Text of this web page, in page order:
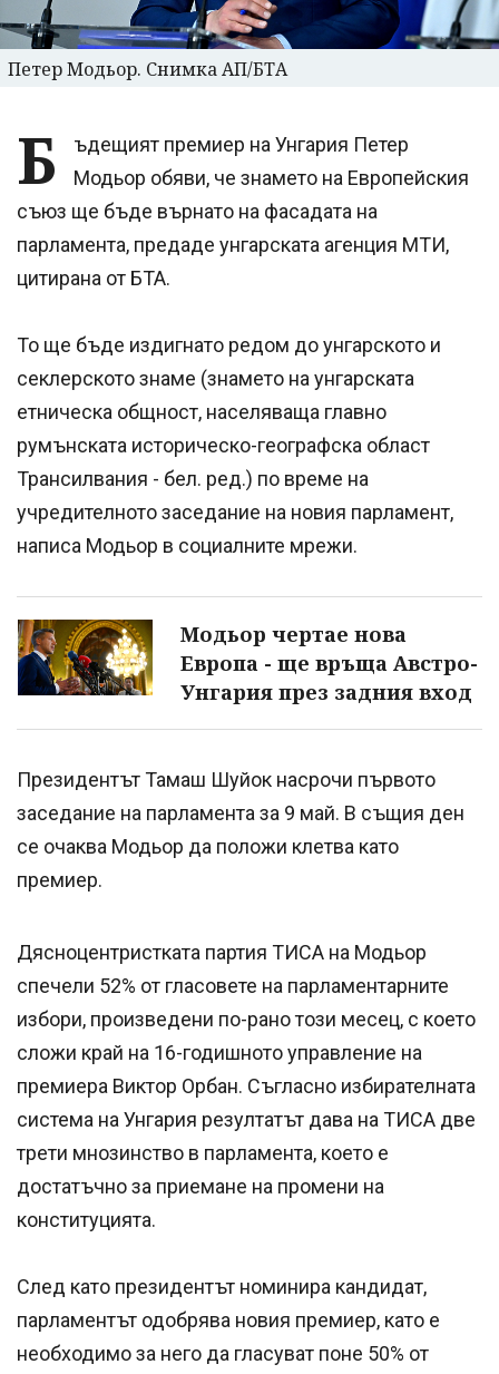
Петер Модьор. Снимка АП/БТА
Б
ъдещият премиер на Унгария Петер
Модьор обяви, че знамето на Европейския
съюз ще бъде върнато на фасадата на
парламента, предаде унгарската агенция МТИ,
цитирана от БТА.
То ще бъде издигнато редом до унгарското и
секлерското знаме (знамето на унгарската
етническа общност, населяваща главно
румънската историческо-географска област
Трансилвания - бел. ред.) по време на
учредителното заседание на новия парламент,
написа Модьор в социалните мрежи.
Модьор чертае нова
Европа - ще връща Австро-
Унгария през задния вход
Президентът Тамаш Шуйок насрочи първото
заседание на парламента за 9 май. В същия ден
се очаква Модьор да положи клетва като
премиер.
Дясноцентристката партия ТИСА на Модьор
спечели 52% от гласовете на парламентарните
избори, произведени по-рано този месец, с което
сложи край на 16-годишното управление на
премиера Виктор Орбан. Съгласно избирателната
система на Унгария резултатът дава на ТИСА две
трети мнозинство в парламента, което е
достатъчно за приемане на промени на
конституцията.
След като президентът номинира кандидат,
парламентът одобрява новия премиер, като е
необходимо за него да гласуват поне 50% от